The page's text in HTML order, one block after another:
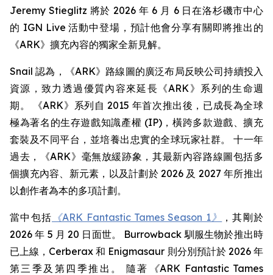
Jeremy Stieglitz 將於 2026 年 6 月 6 日在洛杉磯市中心
的 IGN Live 活動中登場，預計他會分享有關即將推出的
《ARK》擴充內容的獨家全新見解。
Snail 認為，《ARK》路線圖的廣泛布局反映公司持續投入
資源，致力透過優質內容來延長《ARK》系列的生命週
期。 《ARK》系列自 2015 年首次推出後，已成長為全球
極為著名的生存遊戲知識產權 (IP)，橫跨多款遊戲、擴充
套裝及不同平台，並培養出忠實的全球玩家社群。 十一年
過去，《ARK》毫無放緩跡象，其最新內容路線圖包括多
個擴充內容、新元素，以及計劃於 2026 及 2027 年所推出
以創作者為本的多項計劃。
當中包括 《ARK Fantastic Tames Season 1》
，其剛於
2026 年 5 月 20 日面世。 Burrowback 馴服生物於推出時
已上線，Cerberax 和 Enigmasaur 則分別預計於 2026 年
第三季及第四季推出。 隨著
《ARK Fantastic Tames